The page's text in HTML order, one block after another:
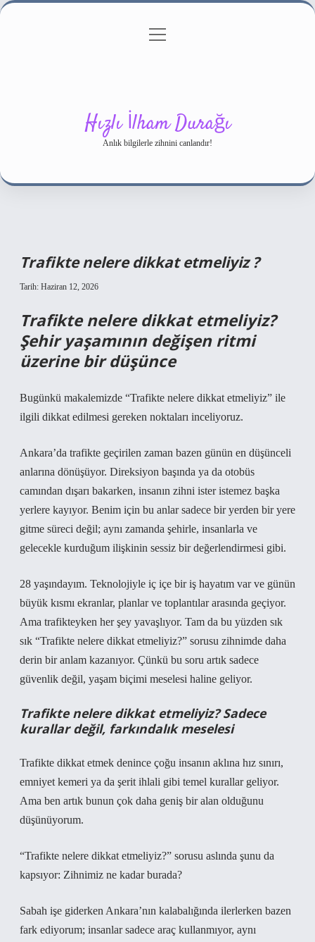
Gizlilik Politikası
menüyü
Hızlı İlham Durağı
Anlık bilgilerle zihnini canlandır!
Trafikte nelere dikkat etmeliyiz ?
Tarih: Haziran 12, 2026
Trafikte nelere dikkat etmeliyiz?
Şehir yaşamının değişen ritmi
üzerine bir düşünce
Bugünkü makalemizde “Trafikte nelere dikkat etmeliyiz” ile
ilgili dikkat edilmesi gereken noktaları inceliyoruz.
Ankara’da trafikte geçirilen zaman bazen günün en düşünceli
anlarına dönüşüyor. Direksiyon başında ya da otobüs
camından dışarı bakarken, insanın zihni ister istemez başka
yerlere kayıyor. Benim için bu anlar sadece bir yerden bir yere
gitme süreci değil; aynı zamanda şehirle, insanlarla ve
gelecekle kurduğum ilişkinin sessiz bir değerlendirmesi gibi.
28 yaşındayım. Teknolojiyle iç içe bir iş hayatım var ve günün
büyük kısmı ekranlar, planlar ve toplantılar arasında geçiyor.
Ama trafikteyken her şey yavaşlıyor. Tam da bu yüzden sık
sık “Trafikte nelere dikkat etmeliyiz?” sorusu zihnimde daha
derin bir anlam kazanıyor. Çünkü bu soru artık sadece
güvenlik değil, yaşam biçimi meselesi haline geliyor.
Trafikte nelere dikkat etmeliyiz? Sadece
kurallar değil, farkındalık meselesi
Trafikte dikkat etmek denince çoğu insanın aklına hız sınırı,
emniyet kemeri ya da şerit ihlali gibi temel kurallar geliyor.
Ama ben artık bunun çok daha geniş bir alan olduğunu
düşünüyorum.
“Trafikte nelere dikkat etmeliyiz?” sorusu aslında şunu da
kapsıyor: Zihnimiz ne kadar burada?
Sabah işe giderken Ankara’nın kalabalığında ilerlerken bazen
fark ediyorum; insanlar sadece araç kullanmıyor, aynı